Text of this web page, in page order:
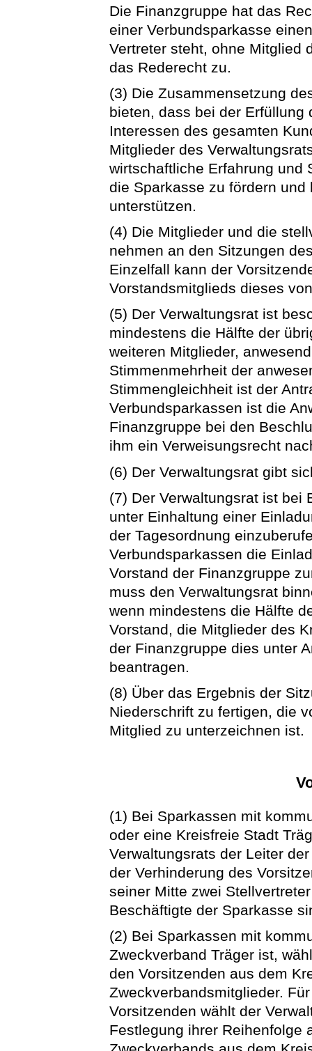
Die Finanzgruppe hat das
einer Verbundsparkasse
Vertreter steht, ohne Mitglied
das Rederecht zu.
(3) Die Zusammensetzung
bieten, dass bei der Erfüllung
Interessen des gesamten
Mitglieder des
wirtschaftliche Erfahrung und
die Sparkasse zu fördern
unterstützen.
(4) Die Mitglieder und die
nehmen an den Sitzungen
Einzelfall kann der
Vorstandsmitglieds dieses
(5) Der Verwaltungsrat ist
mindestens die Hälfte der
weiteren Mitglieder,
Stimmenmehrheit der
Stimmengleichheit ist der
Verbundsparkassen ist die
Finanzgruppe bei den
ihm ein Verweisungsrecht
(6) Der Verwaltungsrat gibt
(7) Der Verwaltungsrat ist bei
unter Einhaltung einer
der Tagesordnung
Verbundsparkassen die
Vorstand der Finanzgruppe
muss den Verwaltungsrat
wenn mindestens die Hälfte
Vorstand, die Mitglieder des
der Finanzgruppe dies unter
beantragen.
(8) Über das Ergebnis der
Niederschrift zu fertigen, die
Mitglied zu unterzeichnen ist.
(1) Bei Sparkassen mit
oder eine Kreisfreie Stadt
Verwaltungsrats der Leiter
der Verhinderung des
seiner Mitte zwei
Beschäftigte der Sparkasse
(2) Bei Sparkassen mit
Zweckverband Träger ist,
den Vorsitzenden aus dem
Zweckverbandsmitglieder.
Vorsitzenden wählt der
Festlegung ihrer Reihenfolge